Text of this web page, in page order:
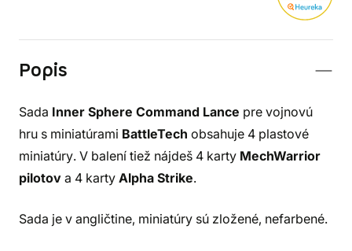
Popis
Sada Inner Sphere Command Lance pre vojnovú
hru s miniatúrami BattleTech obsahuje 4 plastové
miniatúry. V balení tiež nájdeš 4 karty MechWarrior
pilotov a 4 karty Alpha Strike.
Sada je v angličtine, miniatúry sú zložené, nefarbené.